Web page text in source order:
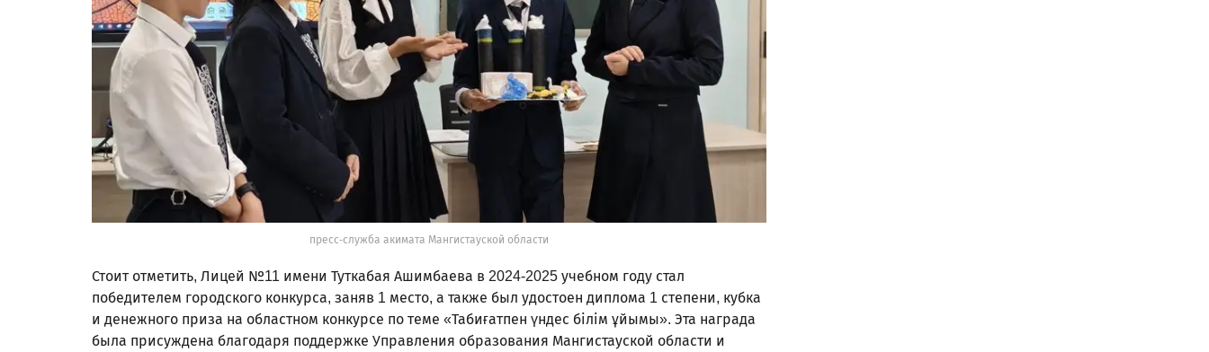
пресс-служба акимата Мангистауской области
Стоит отметить, Лицей №11 имени Туткабая Ашимбаева в 2024-2025 учебном году стал
победителем городского конкурса, заняв 1 место, а также был удостоен диплома 1 степени, кубка
и денежного приза на областном конкурсе по теме «Табиғатпен үндес білім ұйымы». Эта награда
была присуждена благодаря поддержке Управления образования Мангистауской области и